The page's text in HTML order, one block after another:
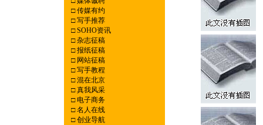
□传媒有约
□写手推荐
□SOHO资讯
□杂志征稿
□报纸征稿
□网站征稿
□写手教程
□混在北京
□真我风采
□电子商务
□名人在线
□创业导航